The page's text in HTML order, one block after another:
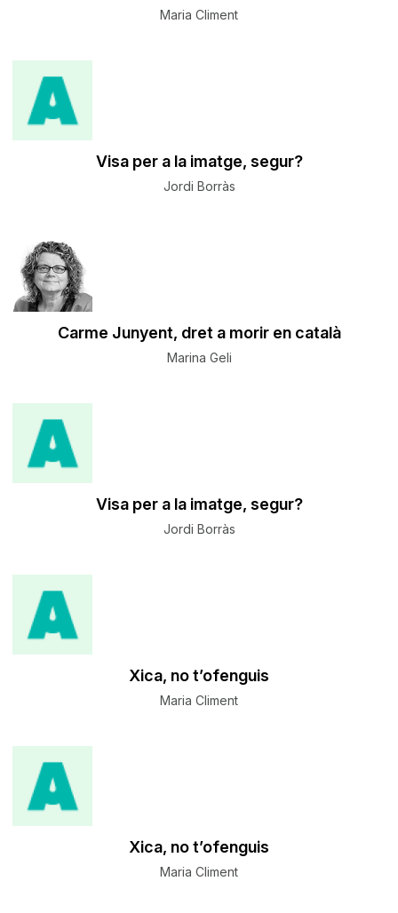
Maria Climent
Visa per a la imatge, segur?
Jordi Borràs
Carme Junyent, dret a morir en català
Marina Geli
Visa per a la imatge, segur?
Jordi Borràs
Xica, no t’ofenguis
Maria Climent
Xica, no t’ofenguis
Maria Climent